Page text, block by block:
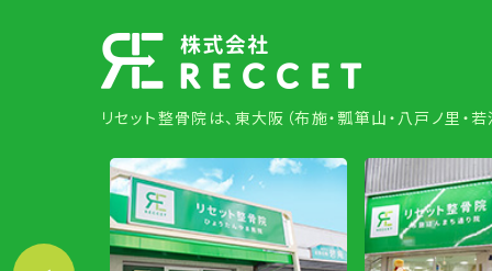
リセット整骨院は、東大阪（布施・瓢箪山・八戸ノ里